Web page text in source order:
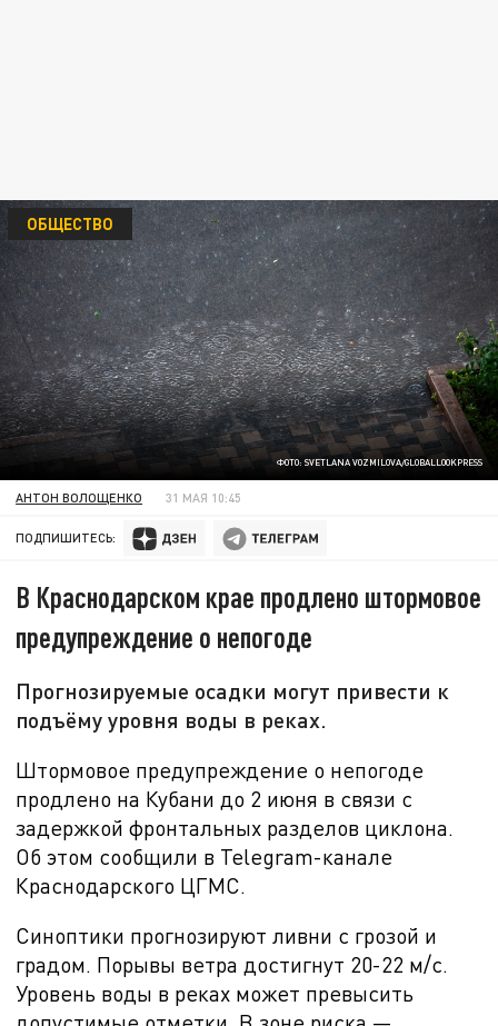
ФОТО: SVETLANA VOZMILOVA/GLOBALLOOKPRESS
ОБЩЕСТВО
АНТОН ВОЛОЩЕНКО 31 МАЯ 10:45
ПОДПИШИТЕСЬ:
В Краснодарском крае продлено штормовое
предупреждение о непогоде
Прогнозируемые осадки могут привести к
подъёму уровня воды в реках.
Штормовое предупреждение о непогоде
продлено на Кубани до 2 июня в связи с
задержкой фронтальных разделов циклона.
Об этом сообщили в Telegram-канале
Краснодарского ЦГМС.
Синоптики прогнозируют ливни с грозой и
градом. Порывы ветра достигнут 20-22 м/с.
Уровень воды в реках может превысить